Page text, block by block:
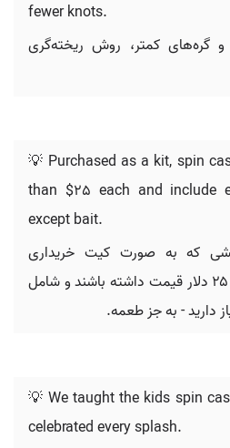
fewer knots.
و گره‌های کمتر، روش ریخته‌گری
💡 Purchased as a kit, spin
than $25 each and include
except bait.
که به صورت کیت خریداری
می‌شوند، می‌توانند کمتر از ۲۵ دلار قیمت داشته باشند و شامل
دارید - به جز طعمه.
💡 We taught the kids spin
celebrated every splash.